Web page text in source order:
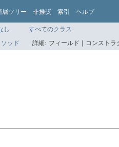
層ツリー 非推奨 索引 ヘルプ
し すべてのクラス
ソッド 詳細: フィールド | コンストラ